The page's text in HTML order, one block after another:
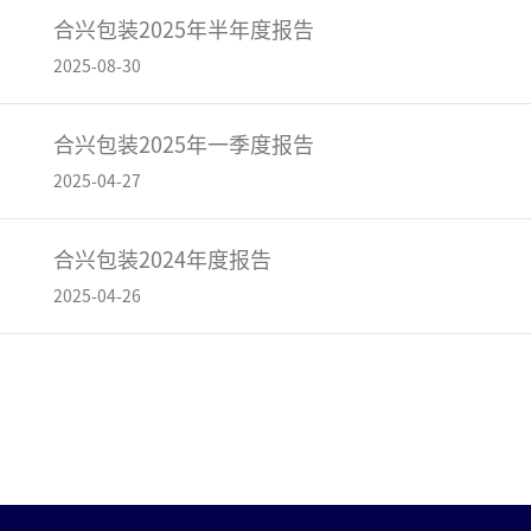
合兴包装2025年半年度报告
2025-08-30
合兴包装2025年一季度报告
2025-04-27
合兴包装2024年度报告
2025-04-26